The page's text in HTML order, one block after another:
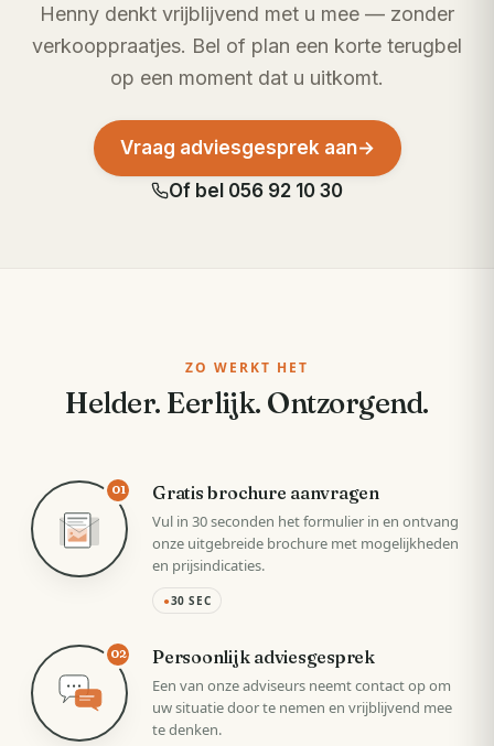
Henny denkt vrijblijvend met u mee — zonder
verkooppraatjes. Bel of plan een korte terugbel
op een moment dat u uitkomt.
Vraag adviesgesprek aan→
Of bel 056 92 10 30
ZO WERKT HET
Helder. Eerlijk. Ontzorgend.
01 Gratis brochure aanvragen
Vul in 30 seconden het formulier in en ontvang
onze uitgebreide brochure met mogelijkheden
en prijsindicaties.
●30 SEC
02 Persoonlijk adviesgesprek
Een van onze adviseurs neemt contact op om
uw situatie door te nemen en vrijblijvend mee
te denken.